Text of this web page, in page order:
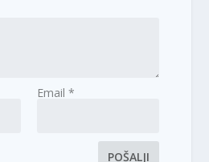
Email *